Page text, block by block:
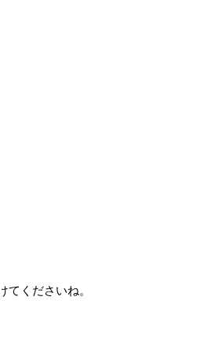
くださいね。